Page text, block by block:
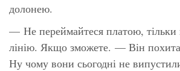
долонею.
— Не переймайтеся платою, тільки
лінію. Якщо зможете. — Він
Ну чому вони сьогодні не